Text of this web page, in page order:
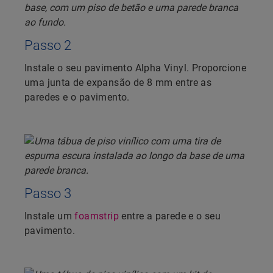
Passo 2
Instale o seu pavimento Alpha Vinyl. Proporcione
uma junta de expansão de 8 mm entre as
paredes e o pavimento.
Passo 3
Instale umfoamstrip entre a parede e o seu
pavimento.